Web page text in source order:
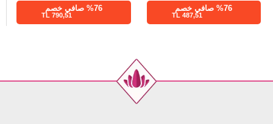
%76 صافي خصم
790,51 TL
%76 صافي خصم
487,51 TL